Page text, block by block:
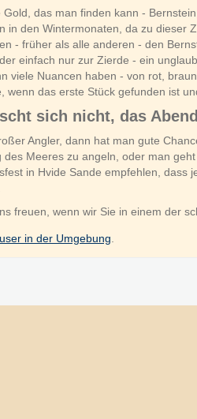
Gold, das man finden kann -
in den Wintermonaten, da zu dieser
- früher als alle anderen - den
einfach nur zur Zierde - ein
viele Nuancen haben - von rot,
wenn das erste Stück gefunden ist
sich nicht, das
Angler, dann hat man gute
des Meeres zu angeln, oder man
in Hvide Sande empfehlen, dass
freuen, wenn wir Sie in einem der
in der Umgebung